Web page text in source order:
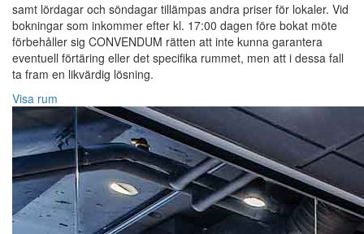
samt lördagar och söndagar tillämpas andra priser för lokaler. Vid
bokningar som inkommer efter kl. 17:00 dagen före bokat möte
förbehåller sig CONVENDUM rätten att inte kunna garantera
eventuell förtäring eller det specifika rummet, men att i dessa fall
ta fram en likvärdig lösning.
Visa rum